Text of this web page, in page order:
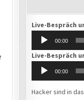
Live-Bespräch
Audio-
Player
00:00
Live-Bespräch
Audio-
Player
00:00
Hacker sind in